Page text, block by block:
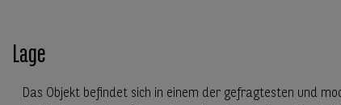
Lage
Das Objekt befindet sich in einem der gefragtesten und